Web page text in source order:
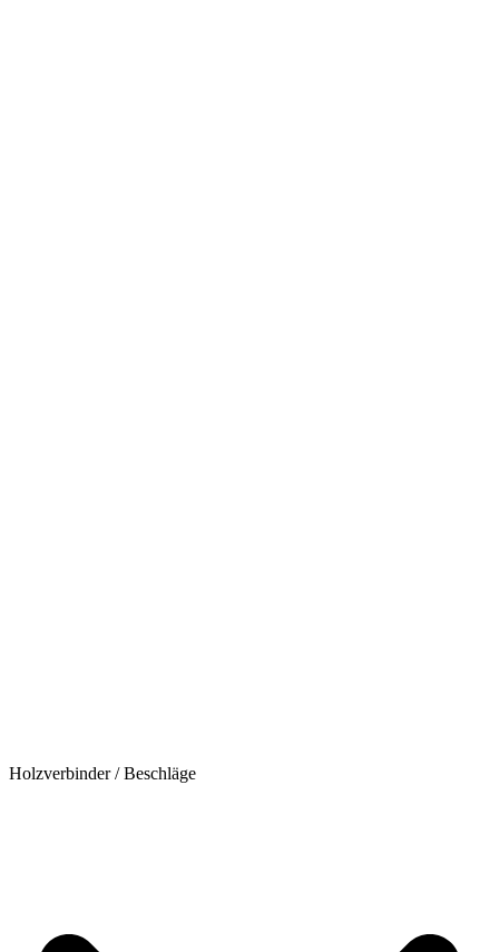
Holzverbinder / Beschläge